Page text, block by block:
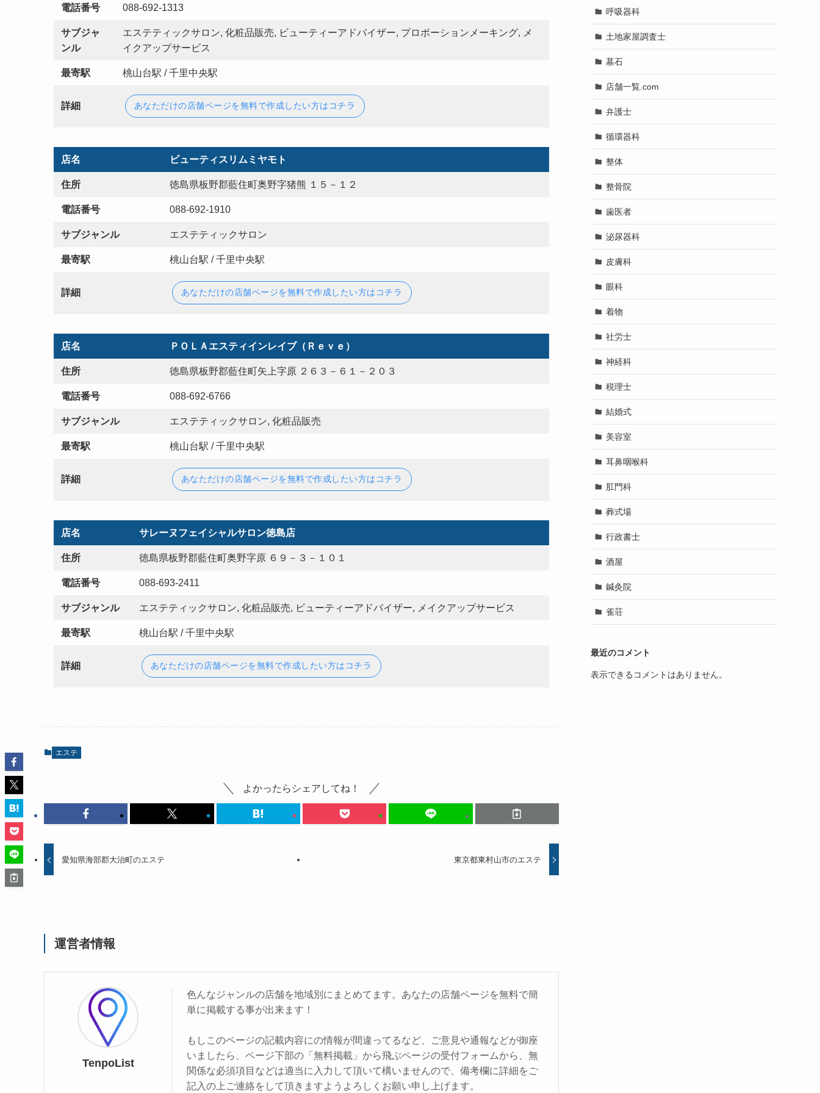
電話番号 088-692-1313
サブジャ
ンル
エステティックサロン, 化粧品販売, ビューティーアドバイザー, プロポーションメーキング, メ
イクアップサービス
最寄駅 桃山台駅 / 千里中央駅
詳細 あなただけの店舗ページを無料で作成したい方はコチラ
店名 ビューティスリムミヤモト
住所 徳島県板野郡藍住町奥野字猪熊 １５－１２
電話番号 088-692-1910
サブジャンル エステティックサロン
最寄駅 桃山台駅 / 千里中央駅
詳細 あなただけの店舗ページを無料で作成したい方はコチラ
店名 ＰＯＬＡエスティインレイブ（Ｒｅｖｅ）
住所 徳島県板野郡藍住町矢上字原 ２６３－６１－２０３
電話番号 088-692-6766
サブジャンル エステティックサロン, 化粧品販売
最寄駅 桃山台駅 / 千里中央駅
詳細 あなただけの店舗ページを無料で作成したい方はコチラ
店名 サレーヌフェイシャルサロン徳島店
住所 徳島県板野郡藍住町奥野字原 ６９－３－１０１
電話番号 088-693-2411
サブジャンル エステティックサロン, 化粧品販売, ビューティーアドバイザー, メイクアップサービス
最寄駅 桃山台駅 / 千里中央駅
詳細 あなただけの店舗ページを無料で作成したい方はコチラ
エステ
よかったらシェアしてね！
愛知県海部郡大治町のエステ 東京都東村山市のエステ
運営者情報
TenpoList
色んなジャンルの店舗を地域別にまとめてます。あなたの店舗ページを無料で簡
単に掲載する事が出来ます！
もしこのページの記載内容にの情報が間違ってるなど、ご意見や通報などが御座
いましたら、ページ下部の「無料掲載」から飛ぶページの受付フォームから、無
関係な必須項目などは適当に入力して頂いて構いませんので、備考欄に詳細をご
記入の上ご連絡をして頂きますようよろしくお願い申し上げます。
呼吸器科
土地家屋調査士
墓石
店舗一覧.com
弁護士
循環器科
整体
整骨院
歯医者
泌尿器科
皮膚科
眼科
着物
社労士
神経科
税理士
結婚式
美容室
耳鼻咽喉科
肛門科
葬式場
行政書士
酒屋
鍼灸院
雀荘
最近のコメント
表示できるコメントはありません。